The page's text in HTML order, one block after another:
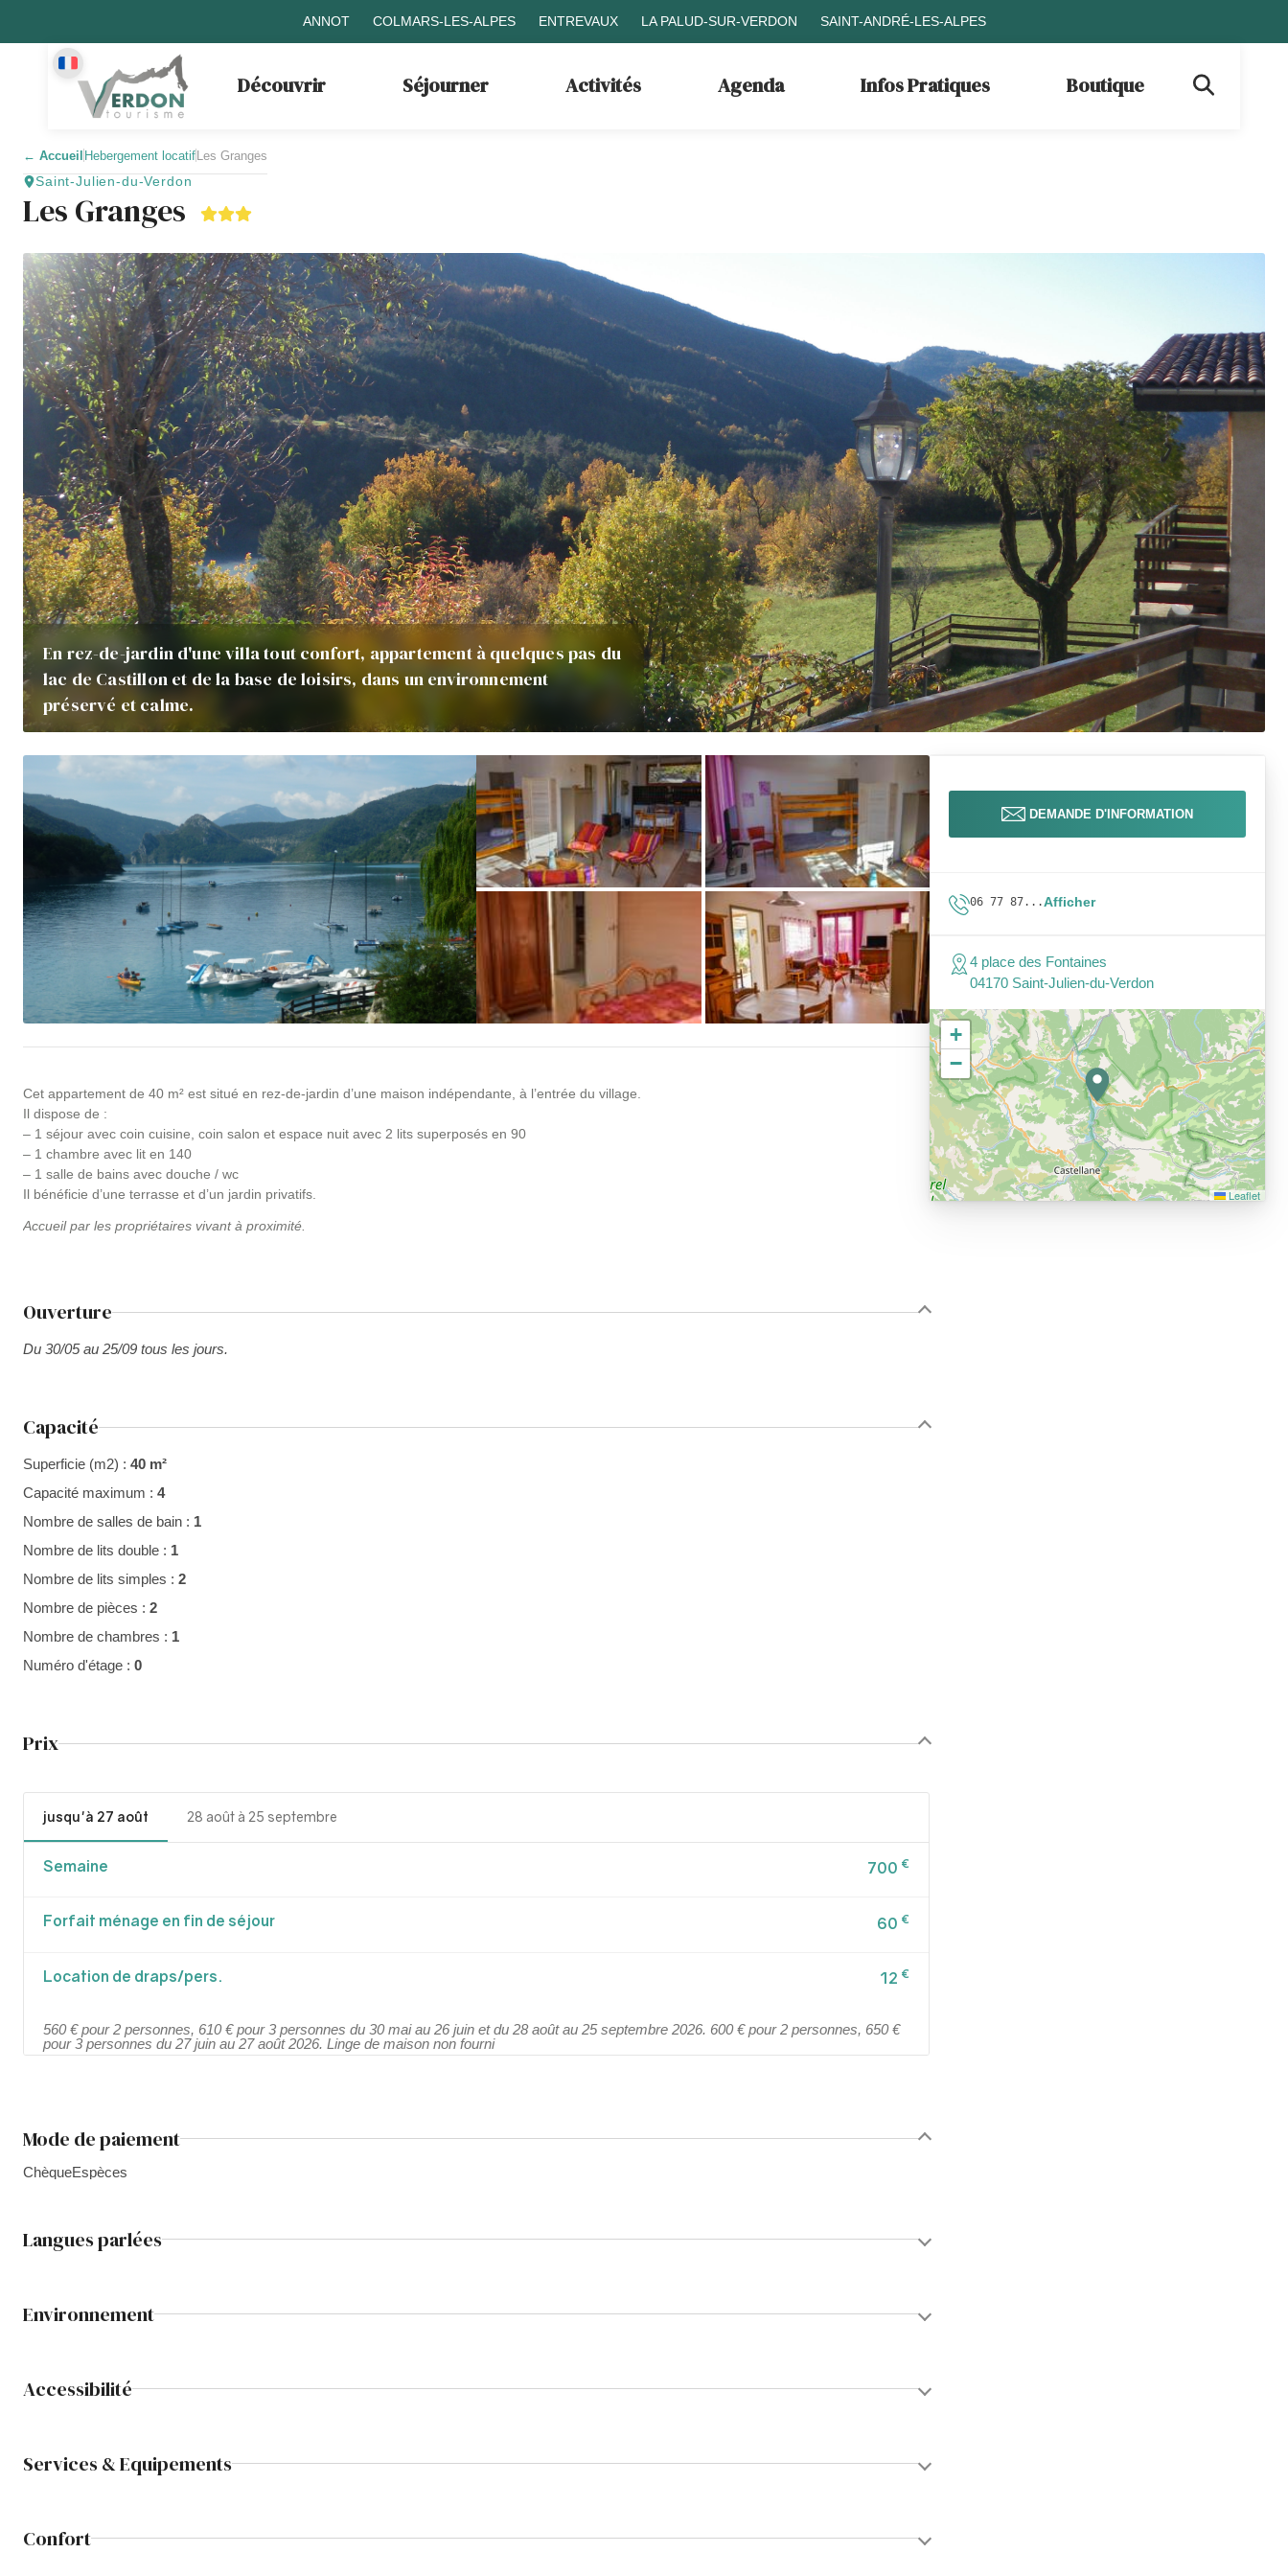
ANNOT COLMARS-LES-ALPES ENTREVAUX LA PALUD-SUR-VERDON SAINT-ANDRÉ-LES-ALPES
Découvrir Séjourner Activités Agenda Infos Pratiques Boutique
← Accueil Hebergement locatifLes Granges
Saint-Julien-du-Verdon
Les Granges
En rez-de-jardin d'une villa tout confort, appartement à quelques pas du
lac de Castillon et de la base de loisirs, dans un environnement
préservé et calme.
Cet appartement de 40 m² est situé en rez-de-jardin d’une maison indépendante, à l’entrée du village.
Il dispose de :
– 1 séjour avec coin cuisine, coin salon et espace nuit avec 2 lits superposés en 90
– 1 chambre avec lit en 140
– 1 salle de bains avec douche / wc
Il bénéficie d’une terrasse et d’un jardin privatifs.
Accueil par les propriétaires vivant à proximité.
Ouverture
Du 30/05 au 25/09 tous les jours.
Capacité
Superficie (m2) : 40 m²
Capacité maximum : 4
Nombre de salles de bain : 1
Nombre de lits double : 1
Nombre de lits simples : 2
Nombre de pièces : 2
Nombre de chambres : 1
Numéro d'étage : 0
Prix
jusqu'à 27 août 28 août à 25 septembre
Semaine 700 €
Forfait ménage en fin de séjour 60 €
Location de draps/pers. 12 €
560 € pour 2 personnes, 610 € pour 3 personnes du 30 mai au 26 juin et du 28 août au 25 septembre 2026. 600 € pour 2 personnes, 650 €
pour 3 personnes du 27 juin au 27 août 2026. Linge de maison non fourni
Mode de paiement
ChèqueEspèces
Langues parlées
Environnement
Accessibilité
Services & Equipements
Confort
DEMANDE D'INFORMATION
06 77 87...Afficher
4 place des Fontaines
04170 Saint-Julien-du-Verdon
+
−
Leaflet